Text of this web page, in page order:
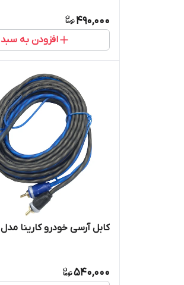
490,000
افزودن به سبد
کابل آرسی خودرو کارینا مدل RCA-223
540,000